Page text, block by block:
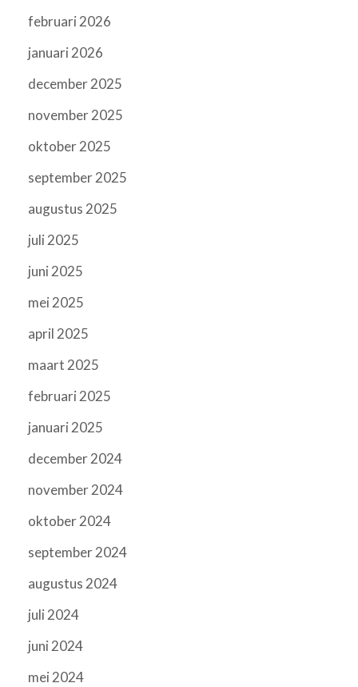
februari 2026
januari 2026
december 2025
november 2025
oktober 2025
september 2025
augustus 2025
juli 2025
juni 2025
mei 2025
april 2025
maart 2025
februari 2025
januari 2025
december 2024
november 2024
oktober 2024
september 2024
augustus 2024
juli 2024
juni 2024
mei 2024